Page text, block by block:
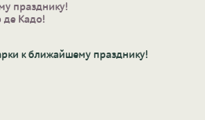
празднику!
де Кадо!
к ближайшему празднику!